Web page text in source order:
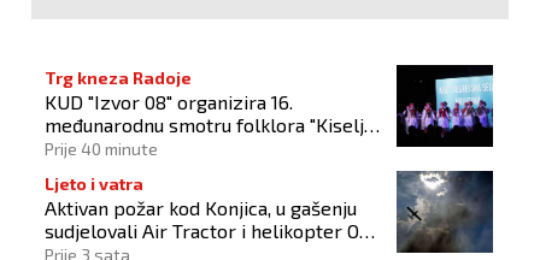
Trg kneza Radoje
KUD "Izvor 08" organizira 16.
međunarodnu smotru folklora "Kiseljak
2026"
Prije 40 minute
Ljeto i vatra
Aktivan požar kod Konjica, u gašenju
sudjelovali Air Tractor i helikopter OS-
a BiH
Prije 3 sata